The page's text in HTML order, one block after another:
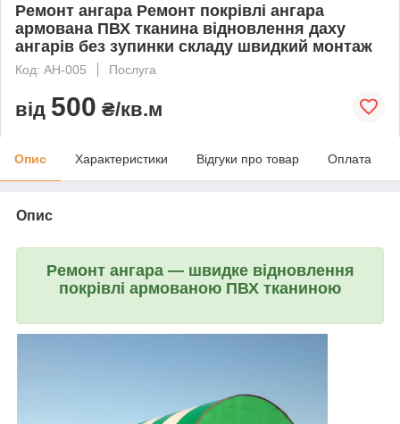
Ремонт ангара Ремонт покрівлі ангара
армована ПВХ тканина відновлення даху
ангарів без зупинки складу швидкий монтаж
Код: АН-005 Послуга
від 500 ₴/кв.м
Опис Характеристики Відгуки про товар Оплата
Опис
Ремонт ангара — швидке відновлення
покрівлі армованою ПВХ тканиною